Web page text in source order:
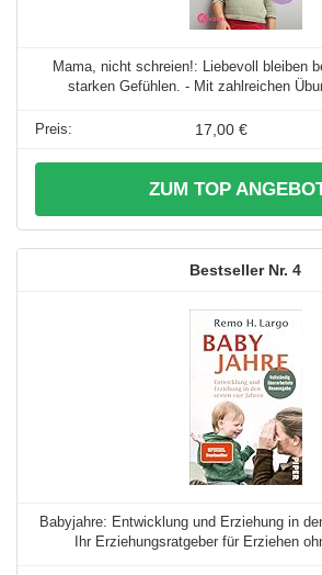
Mama, nicht schreien!: Liebevoll bleiben
starken Gefühlen. - Mit zahlreichen
17,00 €
ZUM TOP
4
Babyjahre: Entwicklung und Erziehung in
Ihr Erziehungsratgeber für Erziehen